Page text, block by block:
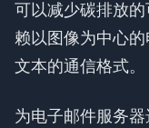
可以减少碳排放
赖以图像为中心
文本的通信格式。
为电子邮件服务